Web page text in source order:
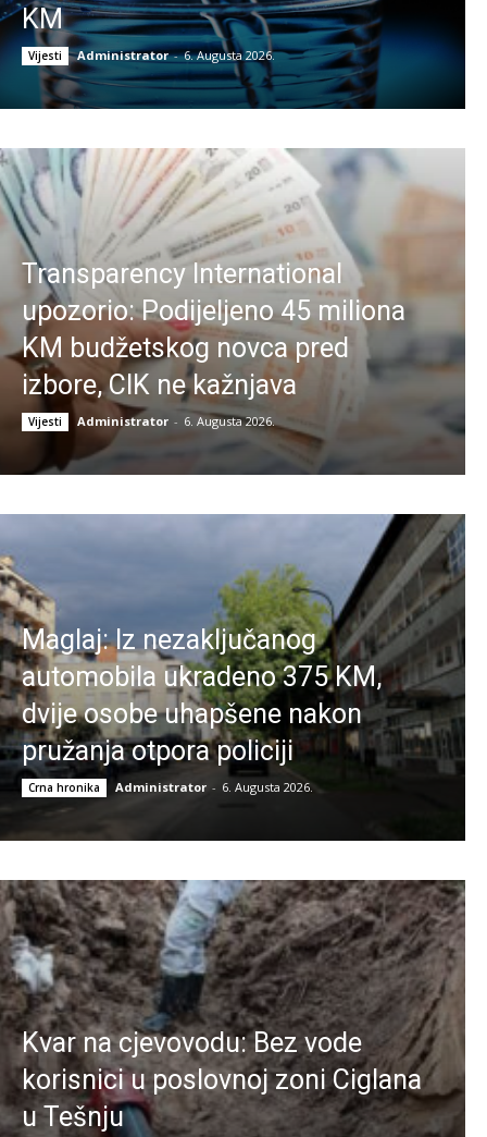
KM
Vijesti Administrator - 6. Augusta 2026.
Transparency International
upozorio: Podijeljeno 45 miliona
KM budžetskog novca pred
izbore, CIK ne kažnjava
Vijesti Administrator - 6. Augusta 2026.
Maglaj: Iz nezaključanog
automobila ukradeno 375 KM,
dvije osobe uhapšene nakon
pružanja otpora policiji
Crna hronika Administrator - 6. Augusta 2026.
Kvar na cjevovodu: Bez vode
korisnici u poslovnoj zoni Ciglana
u Tešnju